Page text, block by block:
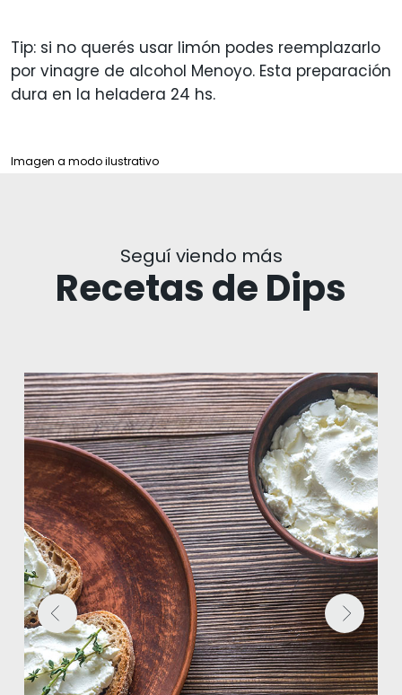
Tip: si no querés usar limón podes reemplazarlo
por vinagre de alcohol Menoyo. Esta preparación
dura en la heladera 24 hs.
Imagen a modo ilustrativo
Seguí viendo más
Recetas de Dips